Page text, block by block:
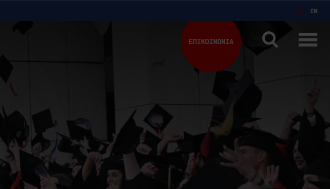
GR EN
ΕΠΙΚΟΙΝΩΝΙΑ